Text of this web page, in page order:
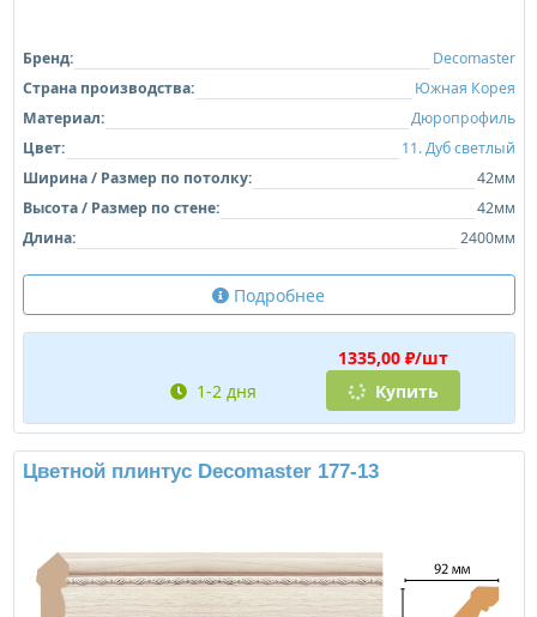
Бренд:
Decomaster
Страна производства:
Южная Корея
Материал:
Дюропрофиль
Цвет:
11. Дуб светлый
Ширина / Размер по потолку:
42мм
Высота / Размер по стене:
42мм
Длина:
2400мм
Подробнее
1335,00 ₽/шт
1-2 дня
Купить
Цветной плинтус Decomaster 177-13